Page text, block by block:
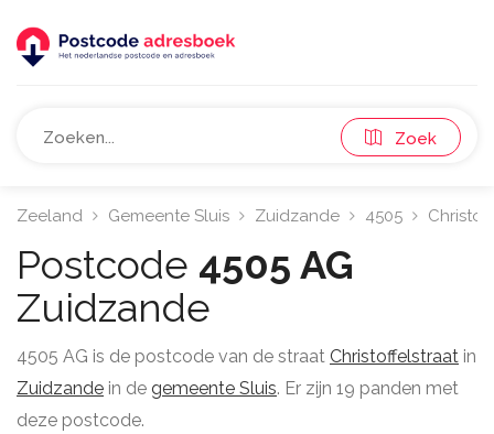
Zoek
Zeeland Gemeente Sluis Zuidzande 4505
Postcode 4505 AG
Zuidzande
4505 AG is de postcode van de straat Christoffelstraat in
Zuidzande in de gemeente Sluis. Er zijn 19 panden met
deze postcode.